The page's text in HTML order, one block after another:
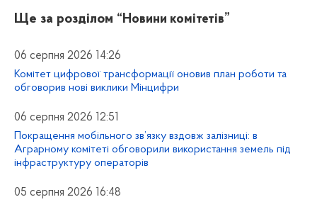
Ще за розділом “Новини комітетів”
06 серпня 2026 14:26
Комітет цифрової трансформації оновив план роботи та
обговорив нові виклики Мінцифри
06 серпня 2026 12:51
Покращення мобільного зв’язку вздовж залізниці: в
Аграрному комітеті обговорили використання земель під
інфраструктуру операторів
05 серпня 2026 16:48